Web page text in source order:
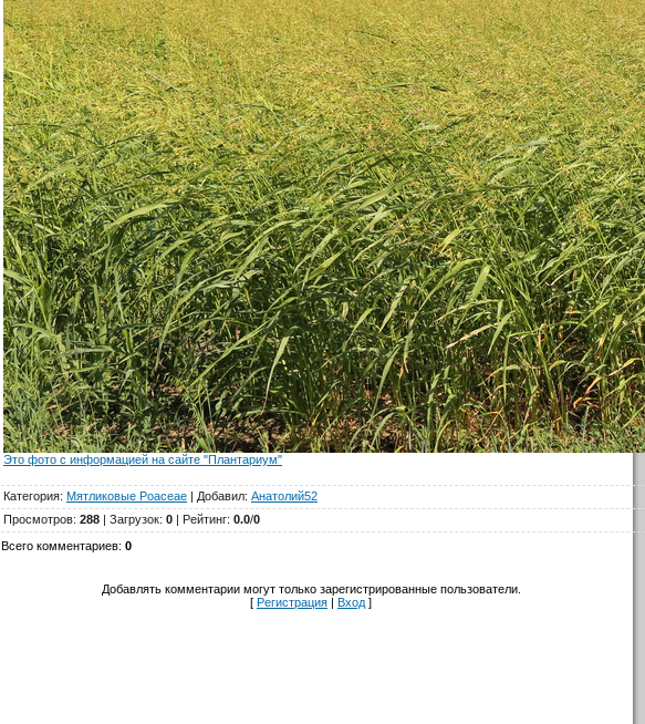
Это фото с информацией на сайте "Плантариум"
Категория: Мятликовые Poaceae | Добавил: Анатолий52
Просмотров: 288 | Загрузок: 0 | Рейтинг: 0.0/0
Всего комментариев: 0
Добавлять комментарии могут только зарегистрированные пользователи.
[ Регистрация | Вход ]